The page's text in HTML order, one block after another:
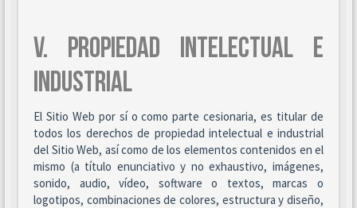
V. PROPIEDAD INTELECTUAL E
INDUSTRIAL
El Sitio Web por sí o como parte cesionaria, es titular de
todos los derechos de propiedad intelectual e industrial
del Sitio Web, así como de los elementos contenidos en el
mismo (a título enunciativo y no exhaustivo, imágenes,
sonido, audio, vídeo, software o textos, marcas o
logotipos, combinaciones de colores, estructura y diseño,